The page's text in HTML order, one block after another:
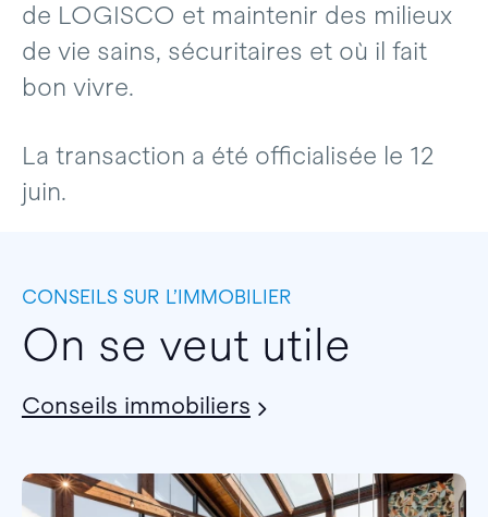
de LOGISCO et maintenir des milieux
de vie sains, sécuritaires et où il fait
bon vivre.
La transaction a été officialisée le 12
juin.
CONSEILS SUR L’IMMOBILIER
On se veut utile
Conseils immobiliers